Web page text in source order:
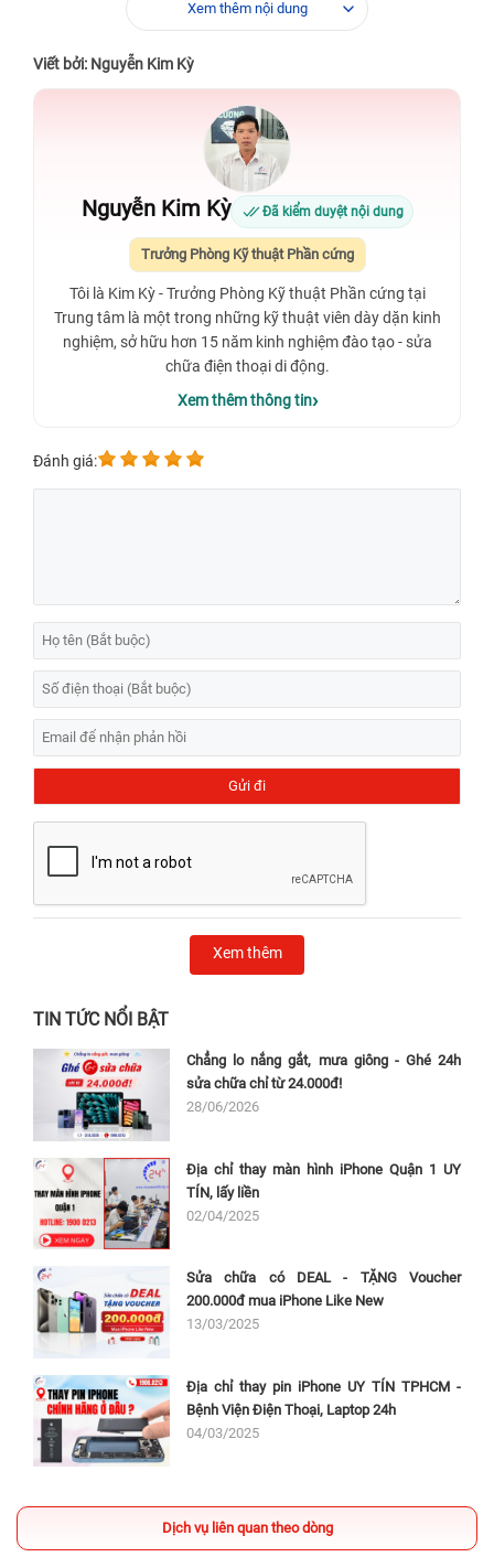
Xem thêm nội dung
Viết bởi: Nguyễn Kim Kỳ
Nguyễn Kim Kỳ Đã kiểm duyệt nội dung
Trưởng Phòng Kỹ thuật Phần cứng
Tôi là Kim Kỳ - Trưởng Phòng Kỹ thuật Phần cứng tại
Trung tâm là một trong những kỹ thuật viên dày dặn kinh
nghiệm, sở hữu hơn 15 năm kinh nghiệm đào tạo - sửa
chữa điện thoại di động.
Xem thêm thông tin
Đánh giá:
Xem thêm
TIN TỨC NỔI BẬT
Chẳng lo nắng gắt, mưa giông - Ghé 24h
sửa chữa chỉ từ 24.000đ!
28/06/2026
Địa chỉ thay màn hình iPhone Quận 1 UY
TÍN, lấy liền
02/04/2025
Sửa chữa có DEAL - TẶNG Voucher
200.000đ mua iPhone Like New
13/03/2025
Địa chỉ thay pin iPhone UY TÍN TPHCM -
Bệnh Viện Điện Thoại, Laptop 24h
04/03/2025
Dịch vụ liên quan theo dòng